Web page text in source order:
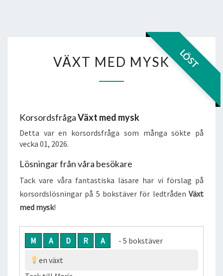
LÖST
MED
VÄXT MED MYSK
KorsordsfrågaVäxt med mysk
Detta var en korsordsfråga som många sökte på
vecka 01, 2026.
Lösningar från våra besökare
Tack vare våra fantastiska läsare har vi förslag på
korsordslösningar på 5 bokstäver för ledtråden Växt
med mysk!
M A D R A
- 5 bokstäver
en växt